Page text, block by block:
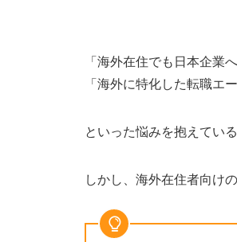
「海外在住でも日本企業
「海外に特化した転職エ
といった悩みを抱えてい
しかし、海外在住者向け